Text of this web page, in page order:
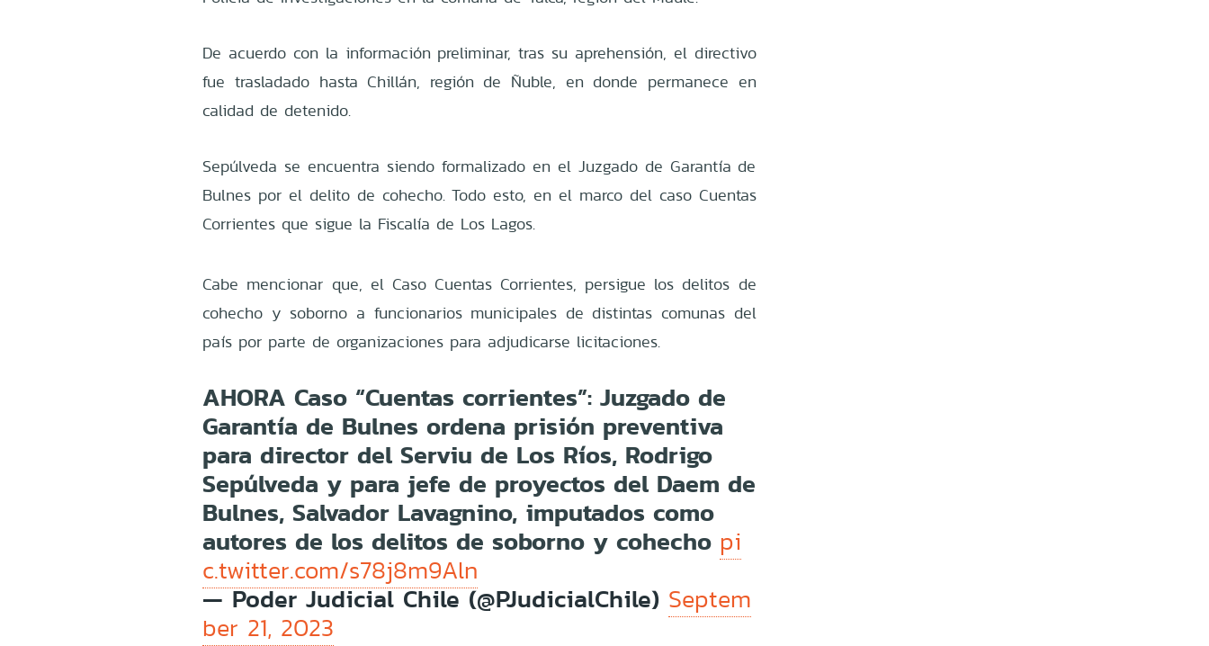
De acuerdo con la información preliminar, tras su aprehensión, el directivo
fue trasladado hasta Chillán, región de Ñuble, en donde permanece en
calidad de detenido.
Sepúlveda se encuentra siendo formalizado en el Juzgado de Garantía de
Bulnes por el delito de cohecho. Todo esto, en el marco del caso Cuentas
Corrientes que sigue la Fiscalía de Los Lagos.
Cabe mencionar que, el Caso Cuentas Corrientes, persigue los delitos de
cohecho y soborno a funcionarios municipales de distintas comunas del
país por parte de organizaciones para adjudicarse licitaciones.
AHORA Caso “Cuentas corrientes”: Juzgado de
Garantía de Bulnes ordena prisión preventiva
para director del Serviu de Los Ríos, Rodrigo
Sepúlveda y para jefe de proyectos del Daem de
Bulnes, Salvador Lavagnino, imputados como
autores de los delitos de soborno y cohecho pi
c.twitter.com/s78j8m9Aln
— Poder Judicial Chile (@PJudicialChile) Septem
ber 21, 2023